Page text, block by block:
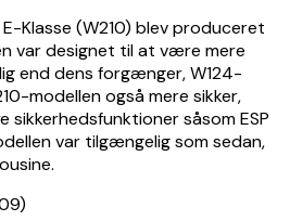
Klasse (W210) blev produceret
var designet til at være mere
end dens forgænger, W124-
modellen også mere sikker,
såsom ESP
var tilgængelig som sedan,